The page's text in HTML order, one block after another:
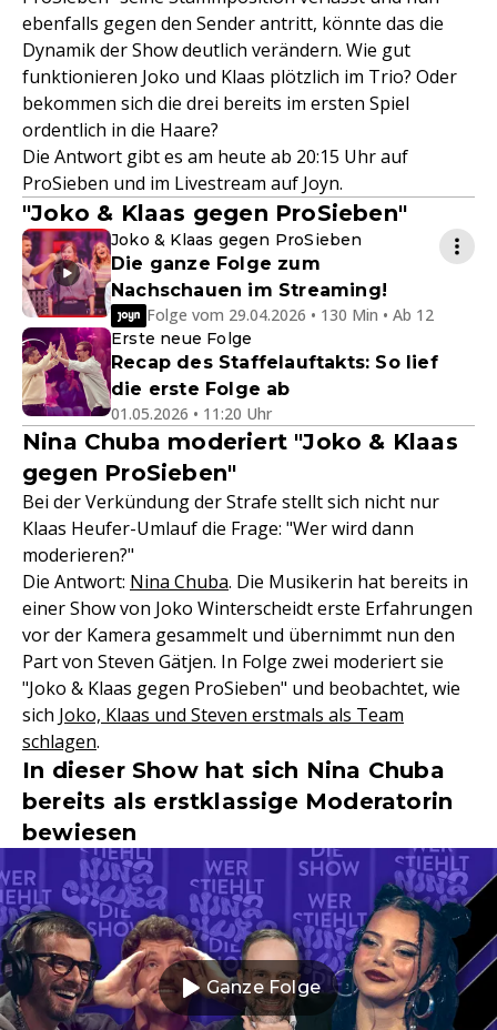
ebenfalls gegen den Sender antritt, könnte das die
Dynamik der Show deutlich verändern. Wie gut
funktionieren Joko und Klaas plötzlich im Trio? Oder
bekommen sich die drei bereits im ersten Spiel
ordentlich in die Haare?
Die Antwort gibt es am heute ab 20:15 Uhr auf
ProSieben und im Livestream auf Joyn.
"Joko & Klaas gegen ProSieben"
Joko & Klaas gegen ProSieben
Die ganze Folge zum
Nachschauen im Streaming!
Folge vom 29.04.2026 • 130 Min • Ab 12
Erste neue Folge
Recap des Staffelauftakts: So lief
die erste Folge ab
01.05.2026 • 11:20 Uhr
Nina Chuba moderiert "Joko & Klaas
gegen ProSieben"
Bei der Verkündung der Strafe stellt sich nicht nur
Klaas Heufer-Umlauf die Frage: "Wer wird dann
moderieren?"
Die Antwort: Nina Chuba. Die Musikerin hat bereits in
einer Show von Joko Winterscheidt erste Erfahrungen
vor der Kamera gesammelt und übernimmt nun den
Part von Steven Gätjen. In Folge zwei moderiert sie
"Joko & Klaas gegen ProSieben" und beobachtet, wie
sich Joko, Klaas und Steven erstmals als Team
schlagen.
In dieser Show hat sich Nina Chuba
bereits als erstklassige Moderatorin
bewiesen
Ganze Folge